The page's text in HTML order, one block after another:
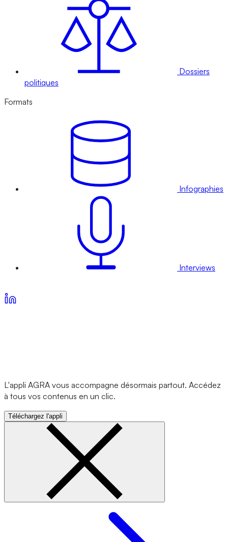
Dossiers
politiques
Formats
Infographies
Interviews
L'appli AGRA vous accompagne désormais partout. Accédez
à tous vos contenus en un clic.
Téléchargez l'appli